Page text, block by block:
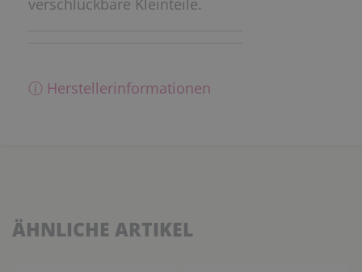
ⓘ Herstellerinformationen
ÄHNLICHE ARTIKEL